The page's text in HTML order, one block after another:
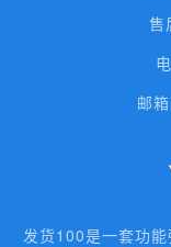
售
邮
发货100是一套功